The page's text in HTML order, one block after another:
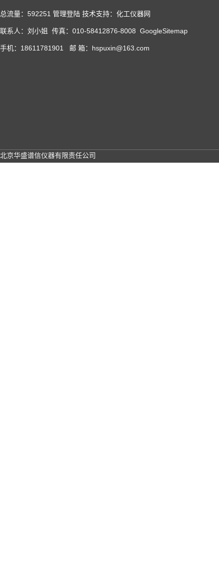
总流量：592251 管理登陆 技术支持： 化工仪器网
联系人：刘小姐 传真：010-58412876-8008 GoogleSitemap
手机：18611781901 邮 箱：hspuxin@163.com
北京华盛谱信仪器有限责任公司